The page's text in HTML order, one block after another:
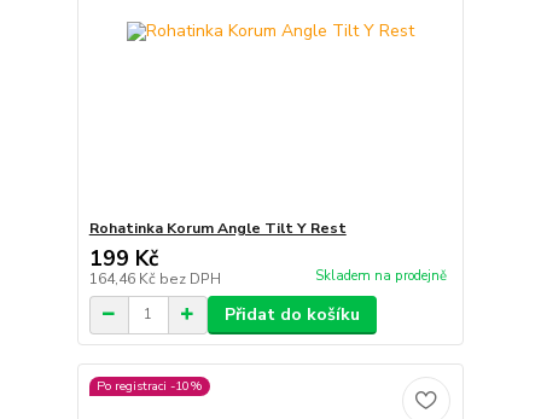
Rohatinka Korum Angle Tilt Y Rest
199 Kč
164,46 Kč bez DPH Skladem na prodejně
Přidat do košíku
Po registraci -10%